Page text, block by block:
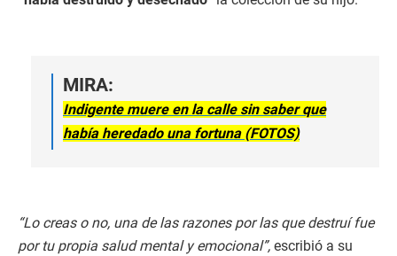
MIRA:
Indigente muere en la calle sin saber que
había heredado una fortuna (FOTOS)
“Lo creas o no, una de las razones por las que destruí fue
por tu propia salud mental y emocional”, escribió a su